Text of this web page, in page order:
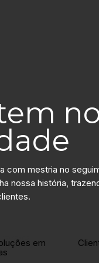
com mestria no
nossa história,
em